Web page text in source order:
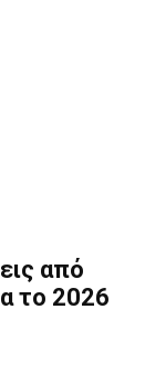
από
το 2026